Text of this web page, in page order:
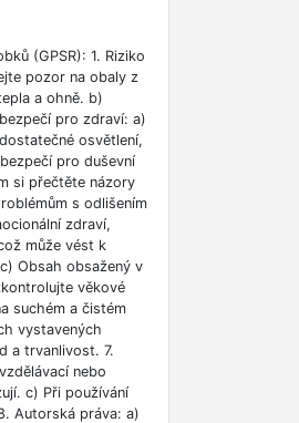
(GPSR): 1. Riziko
pozor na obaly z
a ohně. b)
pro zdraví: a)
osvětlení,
pro duševní
si přečtěte názory
s odlišením
zdraví,
může vést k
Obsah obsažený v
věkové
suchém a čistém
vystavených
a trvanlivost. 7.
nebo
c) Při používání
Autorská práva: a)